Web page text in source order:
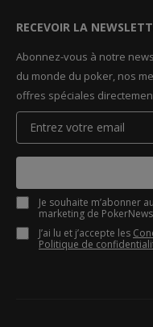
RECEVOIR LA
Abonnez-vous à notre
du monde du poker, nos
offres spéciales
Je souhaite m’abonner
marketing de
J’ai lu et j’accepte les
Politique de